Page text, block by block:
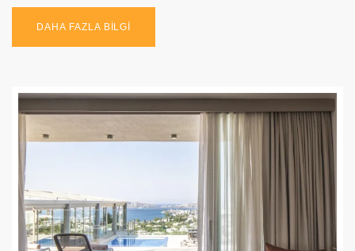
DAHA FAZLA BİLGİ